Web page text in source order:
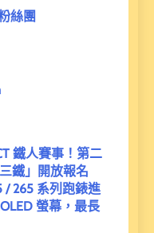
絲團
鐵人賽事！第二
鐵」開放報名
/ 265 系列跑錶進
螢幕，最長